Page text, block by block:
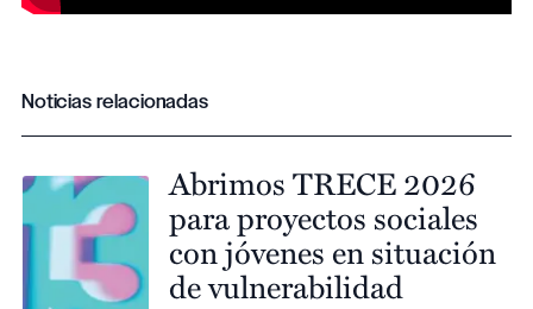
Noticias relacionadas
Abrimos TRECE 2026
para proyectos sociales
con jóvenes en situación
de vulnerabilidad